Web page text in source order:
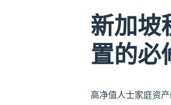
新加坡
置的必
高净值人士家庭资